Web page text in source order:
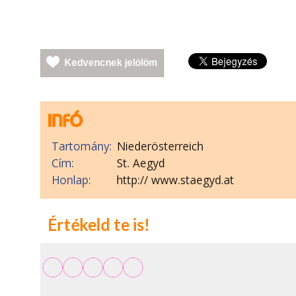
Kedvencnek jelölöm
Tartomány: Niederösterreich
Cím:
St. Aegyd
Honlap:
http:// www.staegyd.at
Értékeld te is!